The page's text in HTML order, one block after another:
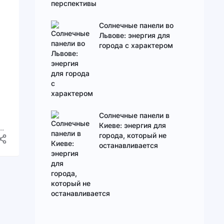
Солнечные панели во
Львове: энергия для
города с характером
Солнечные панели в
Киеве: энергия для
города, который не
останавливается